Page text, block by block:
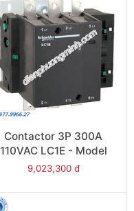
Contactor 3P 300A
110VAC LC1E - Model
LC1E300F6
9,023,300 đ